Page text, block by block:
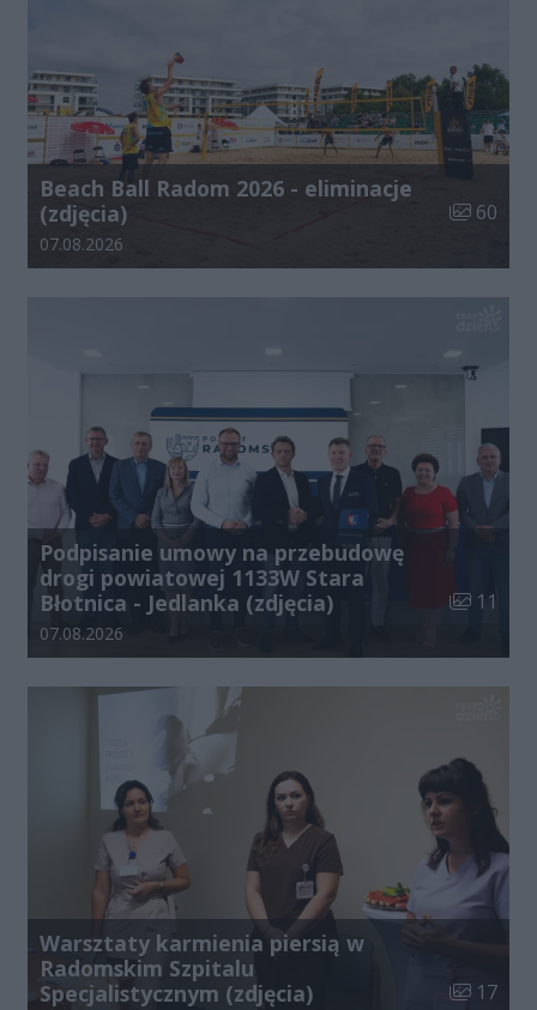
Beach Ball Radom 2026 - eliminacje
(zdjęcia)
Liczba
60
Data dodania galerii:
07.08.2026
Podpisanie umowy na przebudowę
drogi powiatowej 1133W Stara
Błotnica - Jedlanka (zdjęcia)
Liczba
11
Data dodania galerii:
07.08.2026
Warsztaty karmienia piersią w
Radomskim Szpitalu
Specjalistycznym (zdjęcia)
Liczba
17